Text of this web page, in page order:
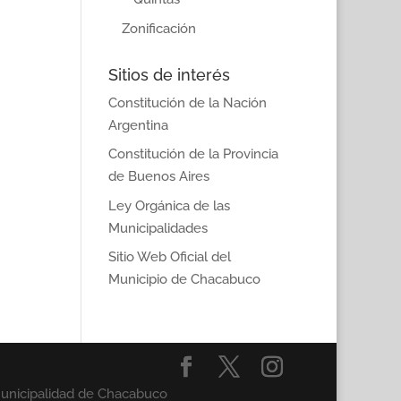
Zonificación
Sitios de interés
Constitución de la Nación
Argentina
Constitución de la Provincia
de Buenos Aires
Ley Orgánica de las
Municipalidades
Sitio Web Oficial del
Municipio de Chacabuco
de Chacabuco